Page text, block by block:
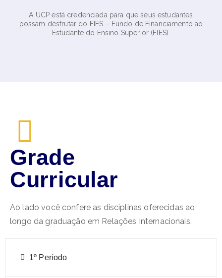
A UCP está credenciada para que seus estudantes
possam desfrutar do FIES – Fundo de Financiamento ao
Estudante do Ensino Superior (FIES).
Grade
Curricular
Ao lado você confere as disciplinas oferecidas ao
longo da graduação em Relações Internacionais.
1º Período